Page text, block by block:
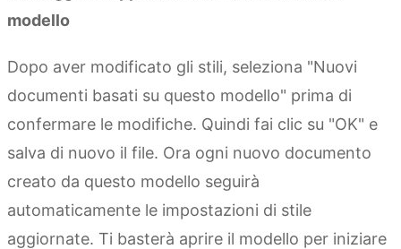
modello
Dopo aver modificato gli stili, seleziona "Nuovi
documenti basati su questo modello" prima di
confermare le modifiche. Quindi fai clic su "OK" e
salva di nuovo il file. Ora ogni nuovo documento
creato da questo modello seguirà
automaticamente le impostazioni di stile
aggiornate. Ti basterà aprire il modello per iniziare